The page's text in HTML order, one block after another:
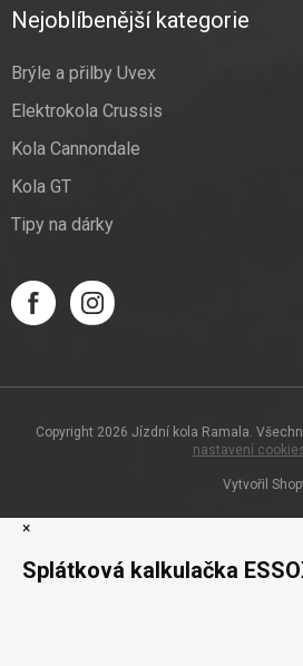
Nejoblíbenější kategorie
Brýle a přilby Uvex
Elektrokola Crussis
Kola Cannondale
Kola GT
Tipy na dárky
Vytvořil
Copyright 2026 Jízdní kola Ramala.
nastavení
×
Splátková kalkulačka